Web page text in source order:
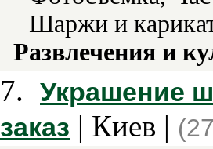
Шаржи и
Развлечения и
7.
Украшение
заказ | Киев |